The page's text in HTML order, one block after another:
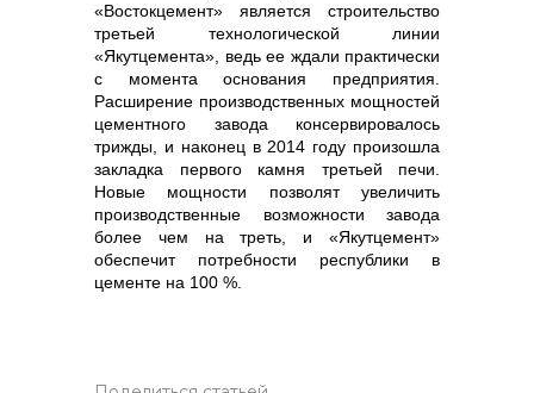
«Востокцемент» является строительство
третьей технологической линии
«Якутцемента», ведь ее ждали практически
с момента основания предприятия.
Расширение производственных мощностей
цементного завода консервировалось
трижды, и наконец в 2014 году произошла
закладка первого камня третьей печи.
Новые мощности позволят увеличить
производственные возможности завода
более чем на треть, и «Якутцемент»
обеспечит потребности республики в
цементе на 100 %.